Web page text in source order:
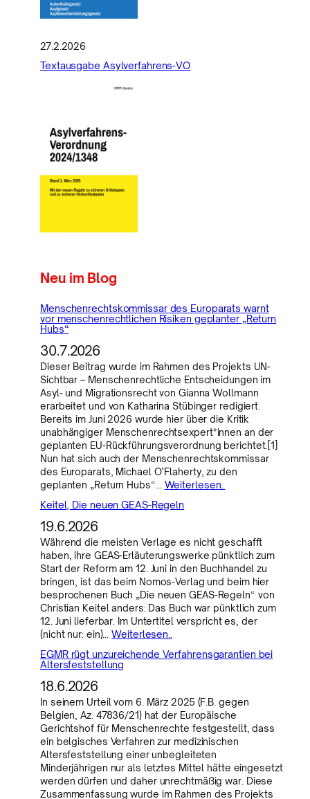
27.2.2026
Textausgabe Asylverfahrens-VO
Neu im Blog
Menschenrechtskommissar des Europarats warnt
vor menschenrechtlichen Risiken geplanter „Return
Hubs“
30.7.2026
Dieser Beitrag wurde im Rahmen des Projekts UN-
Sichtbar – Menschenrechtliche Entscheidungen im
Asyl- und Migrationsrecht von Gianna Wollmann
erarbeitet und von Katharina Stübinger redigiert.
Bereits im Juni 2026 wurde hier über die Kritik
unabhängiger Menschenrechtsexpert*innen an der
geplanten EU-Rückführungsverordnung berichtet.[1]
Nun hat sich auch der Menschenrechtskommissar
des Europarats, Michael O’Flaherty, zu den
geplanten „Return Hubs“… Weiterlesen..
Keitel, Die neuen GEAS-Regeln
19.6.2026
Während die meisten Verlage es nicht geschafft
haben, ihre GEAS-Erläuterungswerke pünktlich zum
Start der Reform am 12. Juni in den Buchhandel zu
bringen, ist das beim Nomos-Verlag und beim hier
besprochenen Buch „Die neuen GEAS-Regeln“ von
Christian Keitel anders: Das Buch war pünktlich zum
12. Juni lieferbar. Im Untertitel verspricht es, der
(nicht nur: ein)…Weiterlesen..
EGMR rügt unzureichende Verfahrensgarantien bei
Altersfeststellung
18.6.2026
In seinem Urteil vom 6. März 2025 (F.B. gegen
Belgien, Az. 47836/21) hat der Europäische
Gerichtshof für Menschenrechte festgestellt, dass
ein belgisches Verfahren zur medizinischen
Altersfeststellung einer unbegleiteten
Minderjährigen nur als letztes Mittel hätte eingesetzt
werden dürfen und daher unrechtmäßig war. Diese
Zusammenfassung wurde im Rahmen des Projekts